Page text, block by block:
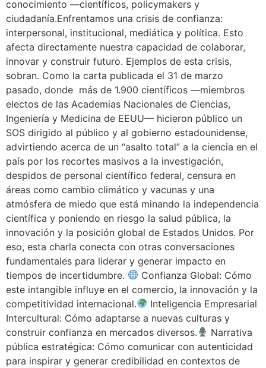
conocimiento —científicos, policymakers y
ciudadanía.Enfrentamos una crisis de confianza:
interpersonal, institucional, mediática y política. Esto
afecta directamente nuestra capacidad de colaborar,
innovar y construir futuro. Ejemplos de esta crisis,
sobran. Como la carta publicada el 31 de marzo
pasado, donde más de 1.900 científicos —miembros
electos de las Academias Nacionales de Ciencias,
Ingeniería y Medicina de EEUU— hicieron público un
SOS dirigido al público y al gobierno estadounidense,
advirtiendo acerca de un “asalto total” a la ciencia en el
país por los recortes masivos a la investigación,
despidos de personal científico federal, censura en
áreas como cambio climático y vacunas y una
atmósfera de miedo que está minando la independencia
científica y poniendo en riesgo la salud pública, la
innovación y la posición global de Estados Unidos. Por
eso, esta charla conecta con otras conversaciones
fundamentales para liderar y generar impacto en
tiempos de incertidumbre.
Confianza Global: Cómo
este intangible influye en el comercio, la innovación y la
competitividad internacional.
Inteligencia Empresarial
Intercultural: Cómo adaptarse a nuevas culturas y
construir confianza en mercados diversos.
Narrativa
pública estratégica: Cómo comunicar con autenticidad
para inspirar y generar credibilidad en contextos de